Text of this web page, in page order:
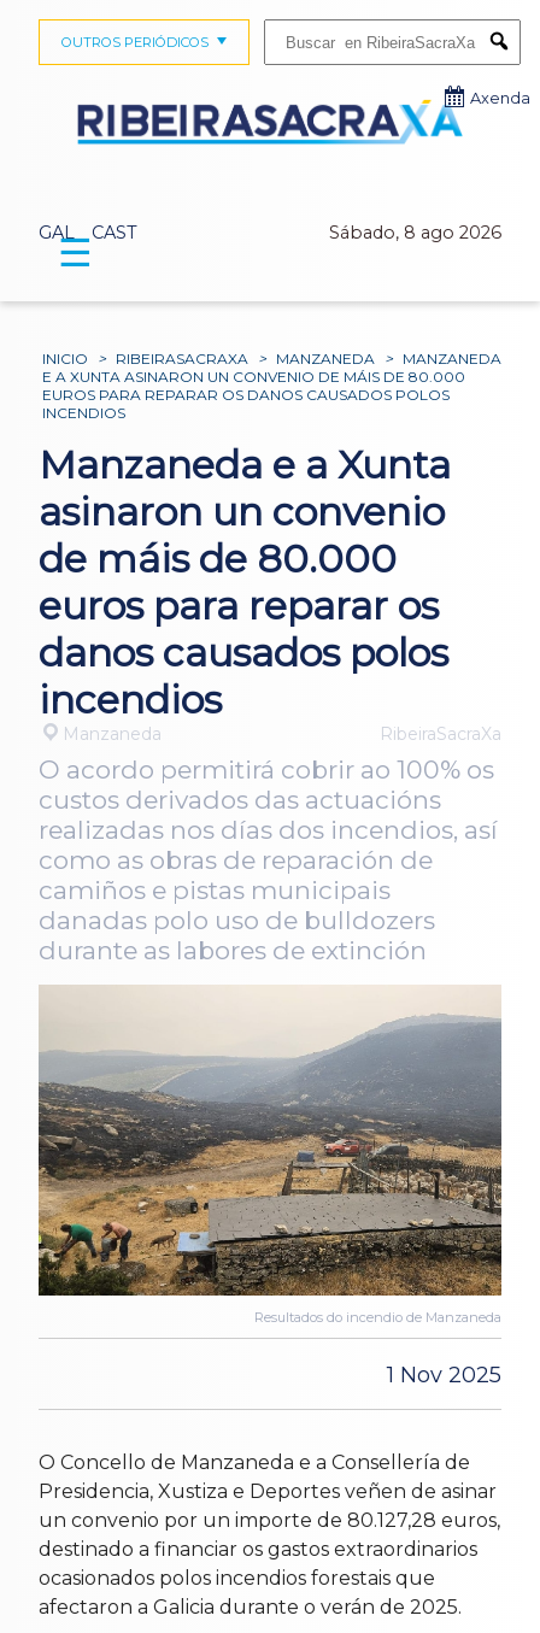
GAL CAST Sábado, 8 ago 2026
OUTROS PERIÓDICOS
Axenda
☰
INICIO > RIBEIRASACRAXA > MANZANEDA > MANZANEDA
E A XUNTA ASINARON UN CONVENIO DE MÁIS DE 80.000
EUROS PARA REPARAR OS DANOS CAUSADOS POLOS
INCENDIOS
Manzaneda e a Xunta
asinaron un convenio
de máis de 80.000
euros para reparar os
danos causados polos
incendios
Manzaneda RibeiraSacraXa
O acordo permitirá cobrir ao 100% os
custos derivados das actuacións
realizadas nos días dos incendios, así
como as obras de reparación de
camiños e pistas municipais
danadas polo uso de bulldozers
durante as labores de extinción
Resultados do incendio de Manzaneda
1 Nov 2025
O Concello de Manzaneda e a Consellería de
Presidencia, Xustiza e Deportes veñen de asinar
un convenio por un importe de 80.127,28 euros,
destinado a financiar os gastos extraordinarios
ocasionados polos incendios forestais que
afectaron a Galicia durante o verán de 2025.